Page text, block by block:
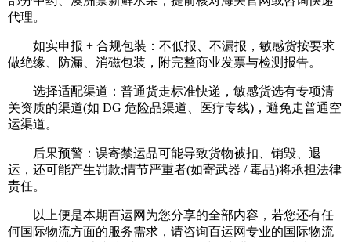
代理。
如实申报 + 合规包装：不低报、不漏报，敏感货按要求
做绝缘、防漏、消磁包装，附完整商业发票与检测报告。
选择适配渠道：普通货走标准快递，敏感货选有专项清
关资质的渠道(如 DG 危险品渠道、医疗专线)，避免走普通空
运渠道。
后果预警：误寄禁运品可能导致货物被扣、销毁、退
运，还可能产生罚款;情节严重者(如寄武器 / 毒品)将承担法律
责任。
以上便是本期百运网为您分享的全部内容，若您还有任
何国际物流方面的服务需求，请咨询百运网专业的国际物流